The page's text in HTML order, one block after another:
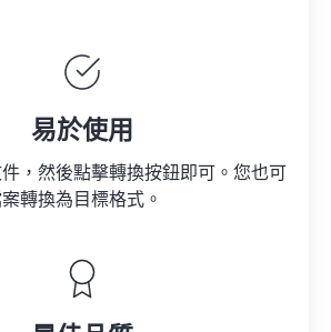
易於使用
，然後點擊轉換按鈕即可。您也可
轉換為目標格式。